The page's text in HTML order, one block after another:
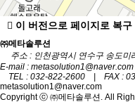
이 버전으로 페이지로 복구
㈜메타솔루션
주소 : 인천광역시 연수구 송도
E-mail : metasolution1@naver.com
TEL : 032-822-2600 | FAX :
metasolution1@naver.com
Copyright ⓒ ㈜메타솔루션. All